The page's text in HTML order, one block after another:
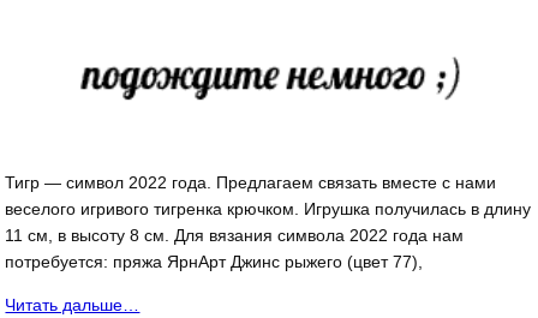
Тигр — символ 2022 года. Предлагаем связать вместе с нами
веселого игривого тигренка крючком. Игрушка получилась в длину
11 см, в высоту 8 см. Для вязания символа 2022 года нам
потребуется: пряжа ЯрнАрт Джинс рыжего (цвет 77),
Читать дальше…